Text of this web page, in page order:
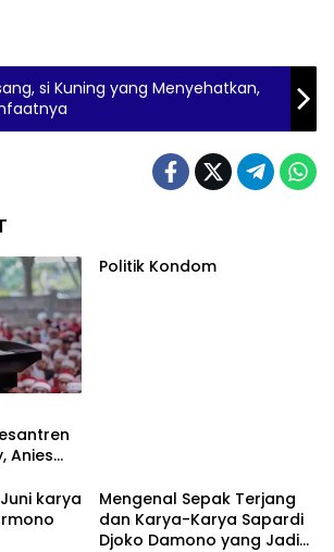
si Kuning yang Menyehatkan,
Anies
Aos
Politik Kondom
karya
Mengenal Sepak Terjang
dan Karya-Karya Sapardi
Djoko Damono yang Jadi